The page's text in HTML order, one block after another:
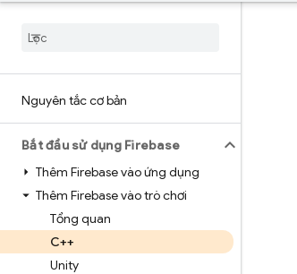
Nguyên tắc cơ bản
Bắt đầu sử dụng Firebase
Thêm Firebase vào ứng dụng
Thêm Firebase vào trò chơi
Tổng quan
C++
Unity